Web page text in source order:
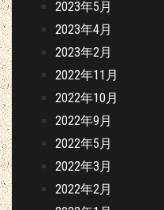
2023年5月
2023年4月
2023年2月
2022年11月
2022年10月
2022年9月
2022年5月
2022年3月
2022年2月